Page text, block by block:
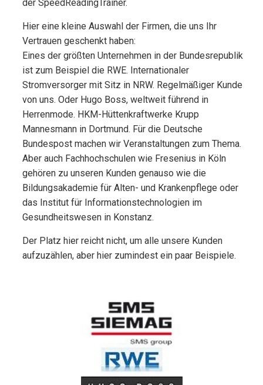
der SpeedReadingTrainer.
Hier eine kleine Auswahl der Firmen, die uns Ihr
Vertrauen geschenkt haben:
Eines der größten Unternehmen in der Bundesrepublik
ist zum Beispiel die RWE. Internationaler
Stromversorger mit Sitz in NRW. Regelmäßiger Kunde
von uns. Oder Hugo Boss, weltweit führend in
Herrenmode. HKM-Hüttenkraftwerke Krupp
Mannesmann in Dortmund. Für die Deutsche
Bundespost machen wir Veranstaltungen zum Thema.
Aber auch Fachhochschulen wie Fresenius in Köln
gehören zu unseren Kunden genauso wie die
Bildungsakademie für Alten- und Krankenpflege oder
das Institut für Informationstechnologien im
Gesundheitswesen in Konstanz.
Der Platz hier reicht nicht, um alle unsere Kunden
aufzuzählen, aber hier zumindest ein paar Beispiele.